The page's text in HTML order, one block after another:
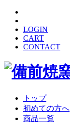
LOGIN
CART
CONTACT
トップ
初めての方へ
商品一覧